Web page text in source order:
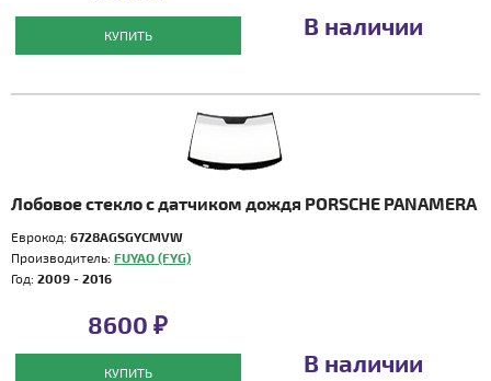
КУПИТЬ В наличии
Лобовое стекло с датчиком дождя PORSCHE PANAMERA
Еврокод: 6728AGSGYCMVW
Производитель: FUYAO (FYG)
Год: 2009 - 2016
8600 ₽
КУПИТЬ В наличии